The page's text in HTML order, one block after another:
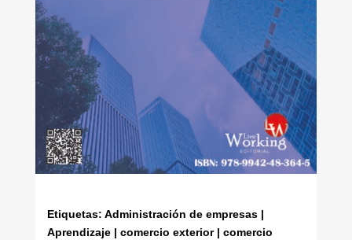
Etiquetas: Administración de empresas |
Aprendizaje | comercio exterior | comercio